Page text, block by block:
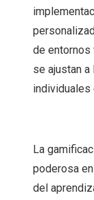
de entornos
se ajustan
individuales
La
poderosa
del